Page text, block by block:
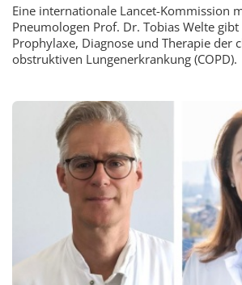
Eine internationale Lancet-Kommission
Pneumologen Prof. Dr. Tobias Welte
Prophylaxe, Diagnose und Therapie der
obstruktiven Lungenerkrankung (COPD).